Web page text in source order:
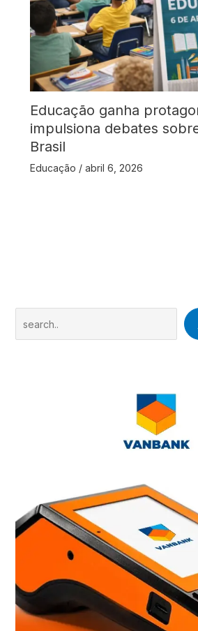
Educação ganha
impulsiona debates
Brasil
Educação / abril 6, 2026